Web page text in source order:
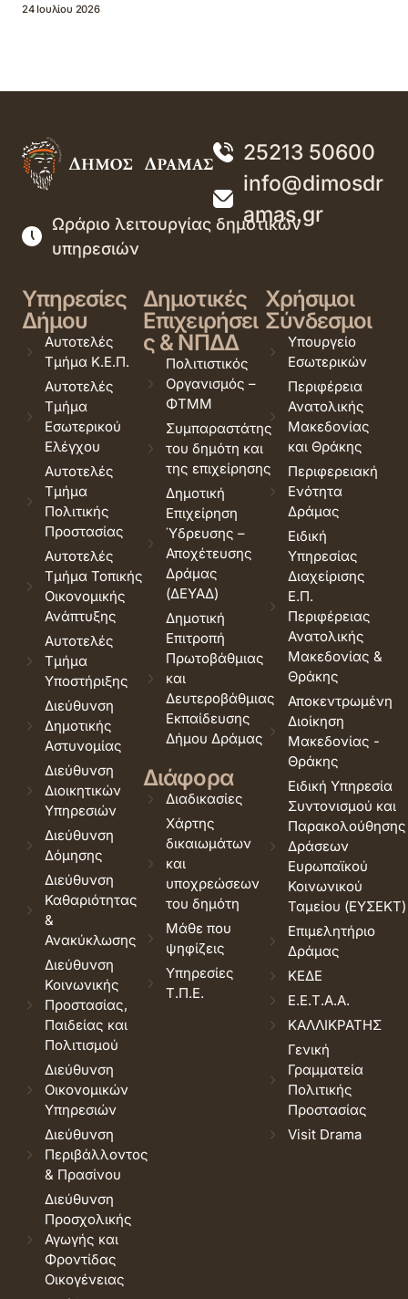
24 Ιουλίου 2026
25213 50600
info@dimosdr
amas.gr
Ωράριο λειτουργίας δημοτικών
υπηρεσιών
Υπηρεσίες
Δήμου
Αυτοτελές
Τμήμα Κ.Ε.Π.
Αυτοτελές
Τμήμα
Εσωτερικού
Ελέγχου
Αυτοτελές
Τμήμα
Πολιτικής
Προστασίας
Αυτοτελές
Τμήμα Τοπικής
Οικονομικής
Ανάπτυξης
Αυτοτελές
Τμήμα
Υποστήριξης
Διεύθυνση
Δημοτικής
Αστυνομίας
Διεύθυνση
Διοικητικών
Υπηρεσιών
Διεύθυνση
Δόμησης
Διεύθυνση
Καθαριότητας
&
Ανακύκλωσης
Διεύθυνση
Κοινωνικής
Προστασίας,
Παιδείας και
Πολιτισμού
Διεύθυνση
Οικονομικών
Υπηρεσιών
Διεύθυνση
Περιβάλλοντος
& Πρασίνου
Διεύθυνση
Προσχολικής
Αγωγής και
Φροντίδας
Οικογένειας
Δημοτικές
Επιχειρήσει
ς & ΝΠΔΔ
Πολιτιστικός
Οργανισμός –
ΦΤΜΜ
Συμπαραστάτης
του δημότη και
της επιχείρησης
Δημοτική
Επιχείρηση
Ύδρευσης –
Αποχέτευσης
Δράμας
(ΔΕΥΑΔ)
Δημοτική
Επιτροπή
Πρωτοβάθμιας
και
Δευτεροβάθμιας
Εκπαίδευσης
Δήμου Δράμας
Διάφορα
Διαδικασίες
Χάρτης
δικαιωμάτων
και
υποχρεώσεων
του δημότη
Μάθε που
ψηφίζεις
Υπηρεσίες
Τ.Π.Ε.
Χρήσιμοι
Σύνδεσμοι
Υπουργείο
Εσωτερικών
Περιφέρεια
Ανατολικής
Μακεδονίας
και Θράκης
Περιφερειακή
Ενότητα
Δράμας
Ειδική
Υπηρεσίας
Διαχείρισης
Ε.Π.
Περιφέρειας
Ανατολικής
Μακεδονίας &
Θράκης
Αποκεντρωμένη
Διοίκηση
Μακεδονίας -
Θράκης
Ειδική Υπηρεσία
Συντονισμού και
Παρακολούθησης
Δράσεων
Ευρωπαϊκού
Κοινωνικού
Ταμείου (ΕΥΣΕΚΤ)
Επιμελητήριο
Δράμας
ΚΕΔΕ
Ε.Ε.Τ.Α.Α.
ΚΑΛΛΙΚΡΑΤΗΣ
Γενική
Γραμματεία
Πολιτικής
Προστασίας
Visit Drama